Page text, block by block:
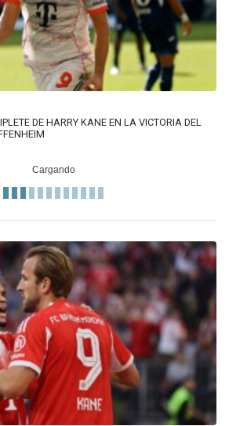
DE HARRY KANE EN LA VICTORIA DEL